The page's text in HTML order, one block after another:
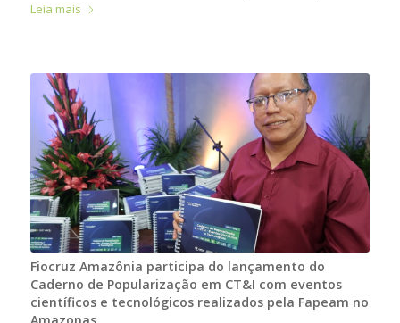
Leia mais
Fiocruz Amazônia participa do lançamento do
Caderno de Popularização em CT&I com eventos
científicos e tecnológicos realizados pela Fapeam no